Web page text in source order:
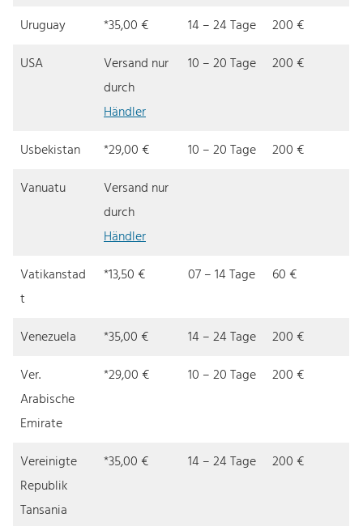
Uruguay
*35,00 € 14 – 24 Tage
200 €
USA
Versand nur
durch
Händler
10 – 20 Tage 200 €
Usbekistan *29,00 € 10 – 20 Tage
200 €
Vanuatu
Versand nur
durch
Händler
Vatikanstad
t
*13,50 € 07 – 14 Tage 60 €
Venezuela *35,00 € 14 – 24 Tage
200 €
Ver.
Arabische
Emirate
*29,00 € 10 – 20 Tage 200 €
Vereinigte
Republik
Tansania
*35,00 € 14 – 24 Tage 200 €